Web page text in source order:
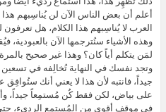
أعلم أن بعض الناس الآن لن يُناسِبهم
العرب لا يُناسِبهم هذا الكلام، هل تعرفون
وهذه الأشياء سنُترجمها الآن بالعبودية،
لمَن يتكلم أياً كان؟ وهذا غير صحيح
وتجد نفسك في النهاية تُخالِفه في
على بياض، لكن فقط كُن مُستمِعاً جيداً،
في موقف أقوى من المُستمِع الرديء،